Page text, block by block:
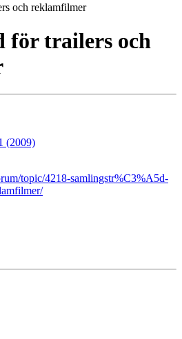
och reklamfilmer
för trailers och
(2009)
topic/4218-samlingstr%C3%A5d-